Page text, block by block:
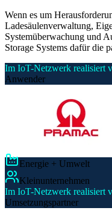
Wenn es um
Ladesäulenverwaltung,
Systemüberwachung und
Storage Systems dafür die
Im IoT-Netzwerk realisiert
Anwender
Energie + Umwelt
Kleinunternehmen
Im IoT-Netzwerk realisiert
Umsetzungspartner